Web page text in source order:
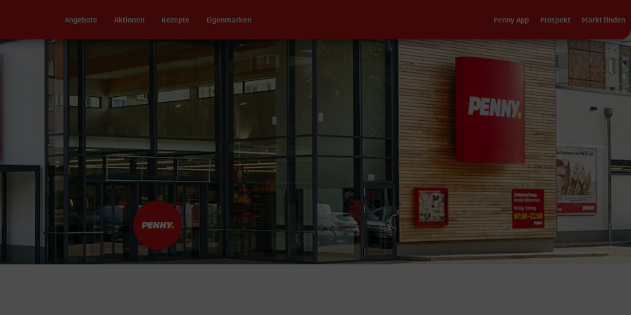
Angebote Aktionen Rezepte Eigenmarken Sekundärnavigation
Penny App Prospekt Markt finden